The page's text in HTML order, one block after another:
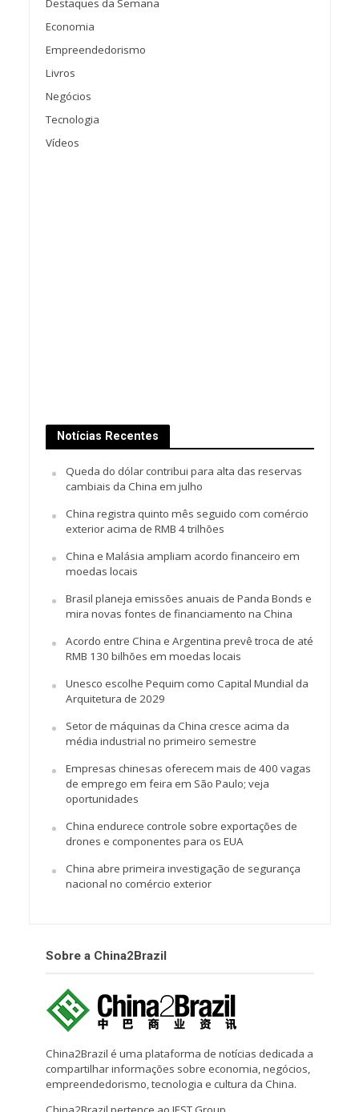
Destaques da Semana
Economia
Empreendedorismo
Livros
Negócios
Tecnologia
Vídeos
Notícias Recentes
Queda do dólar contribui para alta das reservas
cambiais da China em julho
China registra quinto mês seguido com comércio
exterior acima de RMB 4 trilhões
China e Malásia ampliam acordo financeiro em
moedas locais
Brasil planeja emissões anuais de Panda Bonds e
mira novas fontes de financiamento na China
Acordo entre China e Argentina prevê troca de até
RMB 130 bilhões em moedas locais
Unesco escolhe Pequim como Capital Mundial da
Arquitetura de 2029
Setor de máquinas da China cresce acima da
média industrial no primeiro semestre
Empresas chinesas oferecem mais de 400 vagas
de emprego em feira em São Paulo; veja
oportunidades
China endurece controle sobre exportações de
drones e componentes para os EUA
China abre primeira investigação de segurança
nacional no comércio exterior
Sobre a China2Brazil
China2Brazil é uma plataforma de notícias dedicada a
compartilhar informações sobre economia, negócios,
empreendedorismo, tecnologia e cultura da China.